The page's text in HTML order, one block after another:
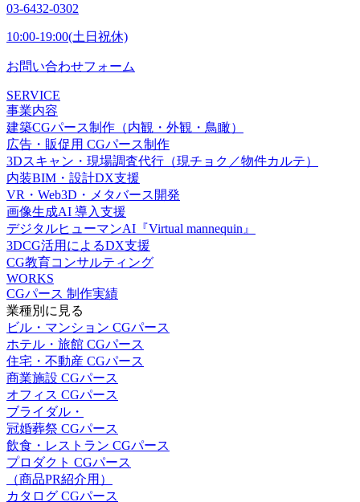
03-6432-0302
10:00-19:00(土日祝休)
お問い合わせフォーム
SERVICE
事業内容
建築CGパース制作（内観・外観・鳥瞰）
広告・販促用 CGパース制作
3Dスキャン・現場調査代行（現チョク／物件カルテ）
内装BIM・設計DX支援
VR・Web3D・メタバース開発
画像生成AI 導入支援
デジタルヒューマンAI『Virtual mannequin』
3DCG活用によるDX支援
CG教育コンサルティング
WORKS
CGパース 制作実績
業種別に見る
ビル・マンション CGパース
ホテル・旅館 CGパース
住宅・不動産 CGパース
商業施設 CGパース
オフィス CGパース
ブライダル・
冠婚葬祭 CGパース
飲食・レストラン CGパース
プロダクト CGパース
（商品PR紹介用）
カタログ CGパース